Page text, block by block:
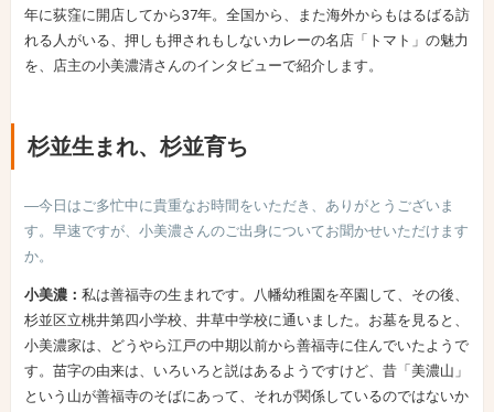
年に荻窪に開店してから37年。全国から、また海外からもはるばる訪
れる人がいる、押しも押されもしないカレーの名店「トマト」の魅力
を、店主の小美濃清さんのインタビューで紹介します。
杉並生まれ、杉並育ち
―今日はご多忙中に貴重なお時間をいただき、ありがとうございま
す。早速ですが、小美濃さんのご出身についてお聞かせいただけます
か。
小美濃： 私は善福寺の生まれです。八幡幼稚園を卒園して、その後、
杉並区立桃井第四小学校、井草中学校に通いました。お墓を見ると、
小美濃家は、どうやら江戸の中期以前から善福寺に住んでいたようで
す。苗字の由来は、いろいろと説はあるようですけど、昔「美濃山」
という山が善福寺のそばにあって、それが関係しているのではないか